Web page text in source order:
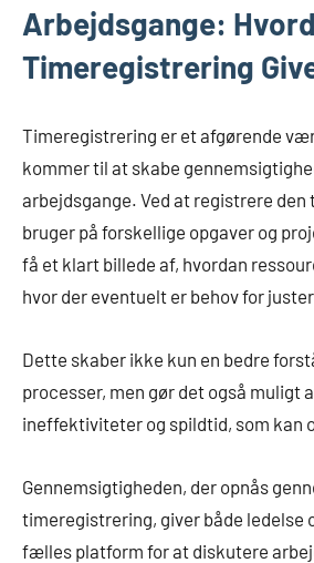
Arbejdsgange:
Timeregistrering
Timeregistrering er et afgørende
kommer til at skabe
arbejdsgange. Ved at registrere den
bruger på forskellige opgaver og
få et klart billede af, hvordan
hvor der eventuelt er behov for
Dette skaber ikke kun en bedre
processer, men gør det også muligt
ineffektiviteter og spildtid, som kan
Gennemsigtigheden, der opnås
timeregistrering, giver både ledelse
fælles platform for at diskutere